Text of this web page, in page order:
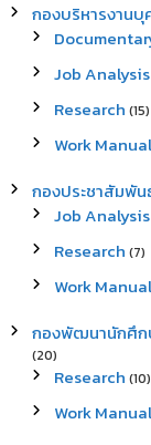
กองบริหารงาน
Job Analysis
Research (15)
Work Manual
กองประชาสัมพั
Job Analysis
Research (7)
Work Manual
กองพัฒนานักศึก
(20)
Research (10)
Work Manual